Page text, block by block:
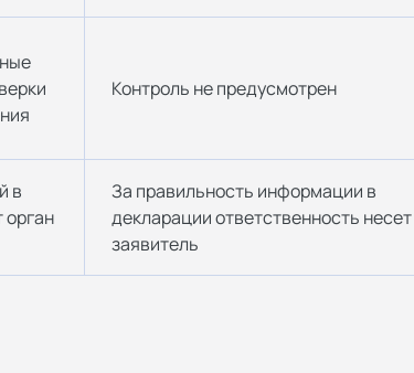
Контроль не предусмотрен
в
орган
За правильность информации в
декларации ответственность несет
заявитель